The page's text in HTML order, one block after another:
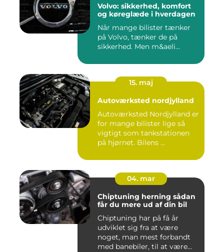
Volvo: sikkerhed, komfort
og køreglæde i hverdagen
Når mange bilister tænker
på Volvo, tænker de på
sikkerhed. Men m&aeli...
15. maj
Autoværksted nordjylland
Autoværksted Nordjylland er
for mange bilister lige så
vigtigt som tankstationen
på hjørnet. Bilens ...
04. mar
Chiptuning herning sådan
får du mere ud af din bil
Chiptuning har på få år
udviklet sig fra at være
noget, man mest forbandt
med banebiler, til at være...